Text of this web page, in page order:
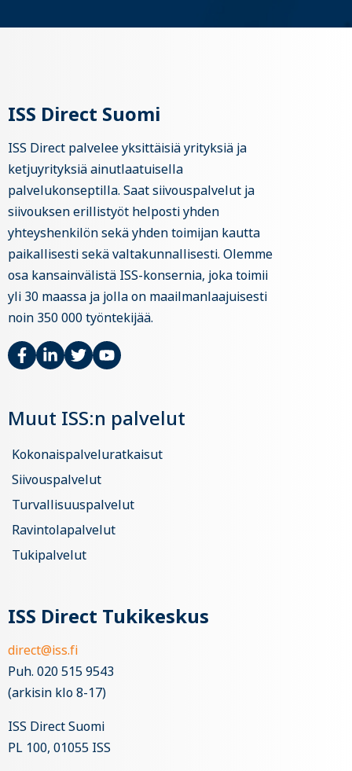
ISS Direct Suomi
ISS Direct palvelee yksittäisiä yrityksiä ja
ketjuyrityksiä ainutlaatuisella
palvelukonseptilla. Saat siivouspalvelut ja
siivouksen erillistyöt helposti yhden
yhteyshenkilön sekä yhden toimijan kautta
paikallisesti sekä valtakunnallisesti. Olemme
osa kansainvälistä ISS-konsernia, joka toimii
yli 30 maassa ja jolla on maailmanlaajuisesti
noin 350 000 työntekijää.
Muut ISS:n palvelut
Kokonaispalveluratkaisut
Siivouspalvelut
Turvallisuuspalvelut
Ravintolapalvelut
Tukipalvelut
ISS Direct Tukikeskus
direct@iss.fi
Puh. 020 515 9543
(arkisin klo 8-17)
ISS Direct Suomi
PL 100, 01055 ISS